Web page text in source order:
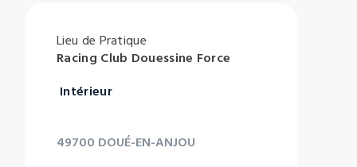
Lieu de Pratique
Racing Club Douessine Force
Intérieur
49700 DOUÉ-EN-ANJOU